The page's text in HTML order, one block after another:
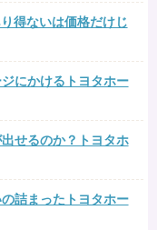
得ないは価格だけじ
にかけるトヨタホー
せるのか？トヨタホ
詰まったトヨタホー